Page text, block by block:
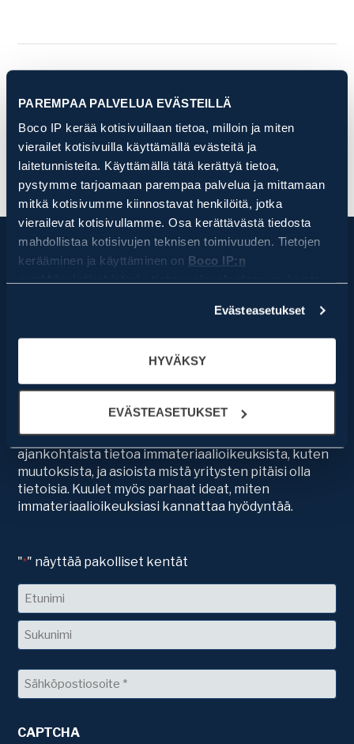
PAREMPAA PALVELUA EVÄSTEILLÄ
Boco IP kerää kotisivuillaan tietoa, milloin ja miten
vierailet kotisivuilla käyttämällä evästeitä ja
laitetunnisteita. Käyttämällä tätä kerättyä tietoa,
pystymme tarjoamaan parempaa palvelua ja mittamaan
mitkä kotisivumme kiinnostavat henkilöitä, jotka
vierailevat kotisivullamme. Osa kerättävästä tiedosta
mahdollistaa kotisivujen teknisen toimivuuden. Tietojen
kerääminen ja käyttäminen on Boco IP:n
yhteistyötahot keräävät ja käyttävät kaikkia evästetietoja
ja laitetunnisteita. Klikkaamalla EVÄSTEASETUKSET,
pystyt tarkemmin määrittelemään mitä tietoa Boco IP ja
myöhemmin muuttaa asetuksia ja peruuttaa antamasi
suostumukset klikkaamalla ruudun vasemmassa
alakulmassa olevaa eväste-ikonia.
Evästeasetukset
HYVÄKSY
EVÄSTEASETUKSET
Tilaa uutiskirjeemme
Uutiskirjeen tilaajana saat tapahtumakutsuja eri
sisältöisiin webinaareihin, jossa alan ammattilaiset
eri yrityksistä kutsutaan asiantuntijapuhujiksi.
Kerran kuukaudessa lähetettävässä
uutiskirjeessämme kerromme vinkkejä sekä
ajankohtaista tietoa immateriaalioikeuksista, kuten
muutoksista, ja asioista mistä yritysten pitäisi olla
tietoisia. Kuulet myös parhaat ideat, miten
immateriaalioikeuksiasi kannattaa hyödyntää.
"*" näyttää pakolliset kentät
Nimi
Etunimi
Sähköposti
*
CAPTCHA